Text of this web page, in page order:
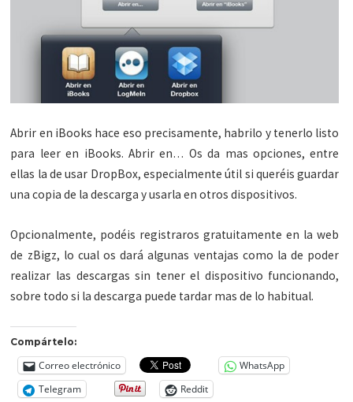
Abrir en iBooks hace eso precisamente, habrilo y tenerlo listo
para leer en iBooks. Abrir en… Os da mas opciones, entre
ellas la de usar DropBox, especialmente útil si queréis guardar
una copia de la descarga y usarla en otros dispositivos.
Opcionalmente, podéis registraros gratuitamente en la web
de zBigz, lo cual os dará algunas ventajas como la de poder
realizar las descargas sin tener el dispositivo funcionando,
sobre todo si la descarga puede tardar mas de lo habitual.
Compártelo:
Correo electrónico
WhatsApp
Telegram
Reddit